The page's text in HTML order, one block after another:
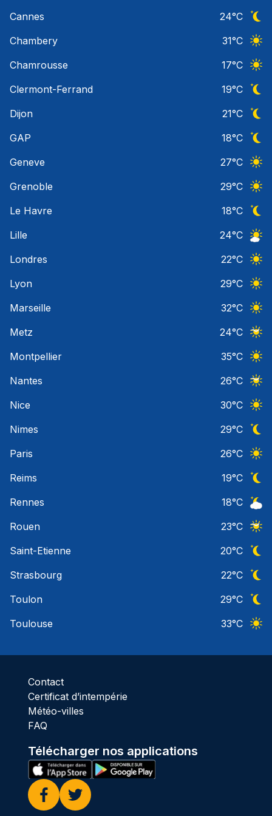
Cannes
24°C
Chambery
31°C
Chamrousse
17°C
Clermont-Ferrand
19°C
Dijon
21°C
GAP
18°C
Geneve
27°C
Grenoble
29°C
Le Havre
18°C
Lille
24°C
Londres
22°C
Lyon
29°C
Marseille
32°C
Metz
24°C
Montpellier
35°C
Nantes
26°C
Nice
30°C
Nimes
29°C
Paris
26°C
Reims
19°C
Rennes
18°C
Rouen
23°C
Saint-Etienne
20°C
Strasbourg
22°C
Toulon
29°C
Toulouse
33°C
Contact
Certificat d’intempérie
Météo-villes
FAQ
Télécharger nos applications
Facebook
Twitter